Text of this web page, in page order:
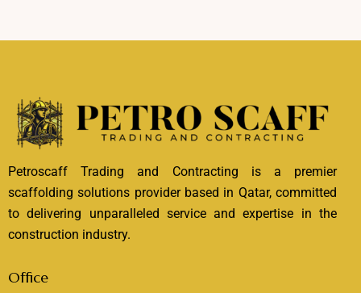
Petroscaff Trading and Contracting is a premier
scaffolding solutions provider based in Qatar, committed
to delivering unparalleled service and expertise in the
construction industry.
Office